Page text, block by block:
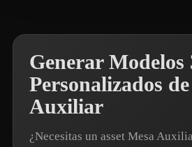
Generar Modelos
Personalizados
Auxiliar
¿Necesitas un asset Mesa